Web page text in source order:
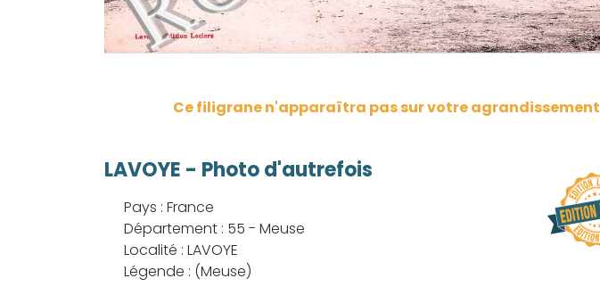
Ce filigrane n'apparaîtra pas sur votre agrandissement
LAVOYE - Photo d'autrefois
Pays : France
Département : 55 - Meuse
Localité : LAVOYE
Légende : (Meuse)